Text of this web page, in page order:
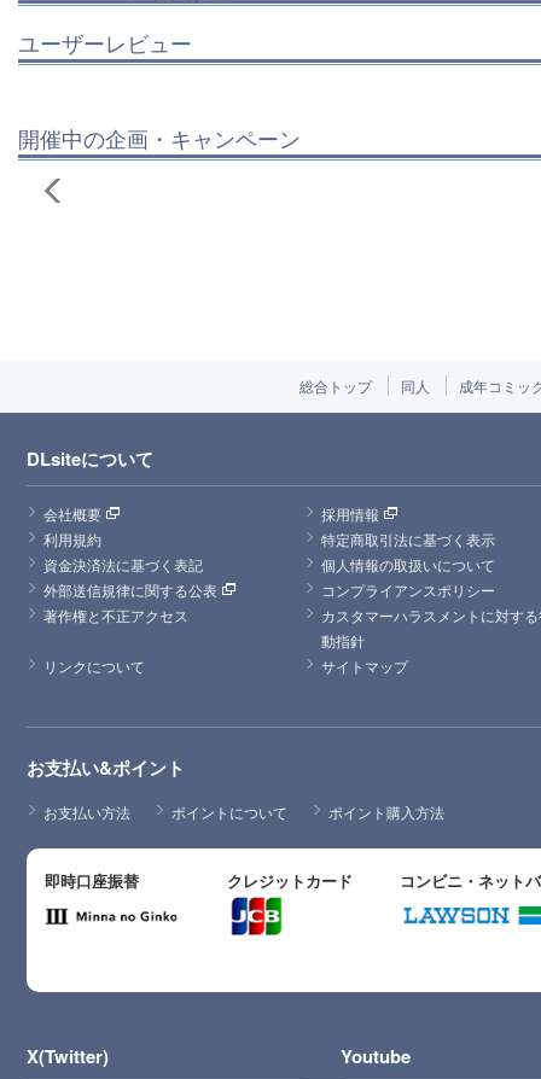
ユーザーレビュー
開催中の企画・キャンペーン
総合トップ 同人 成年コミッ
DLsiteについて
会社概要
採用情報
利用規約
特定商取引法に基づく表示
資金決済法に基づく表記
個人情報の取扱いについて
外部送信規律に関する公表
コンプライアンスポリシー
著作権と不正アクセス
カスタマーハラスメントに対す
動指針
リンクについて
サイトマップ
お支払い&ポイント
お支払い方法 ポイントについて ポイント購入方法
即時口座振替 クレジットカード コンビニ・ネット
X(Twitter) Youtube